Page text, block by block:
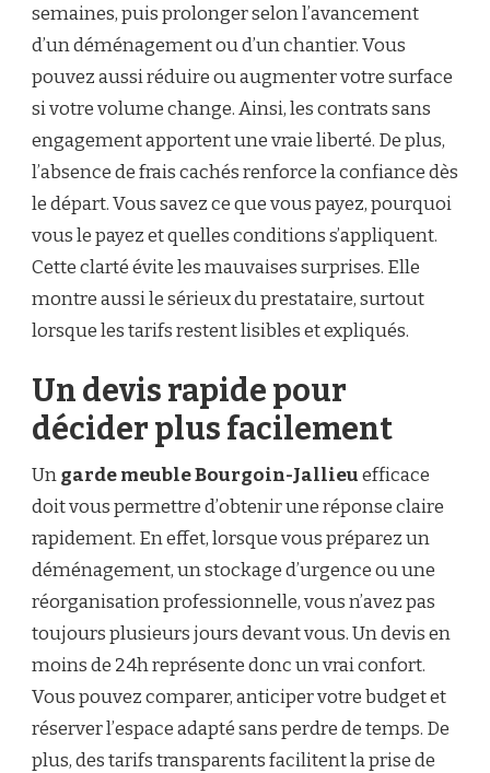
semaines, puis prolonger selon l’avancement
d’un déménagement ou d’un chantier. Vous
pouvez aussi réduire ou augmenter votre surface
si votre volume change. Ainsi, les contrats sans
engagement apportent une vraie liberté. De plus,
l’absence de frais cachés renforce la confiance dès
le départ. Vous savez ce que vous payez, pourquoi
vous le payez et quelles conditions s’appliquent.
Cette clarté évite les mauvaises surprises. Elle
montre aussi le sérieux du prestataire, surtout
lorsque les tarifs restent lisibles et expliqués.
Un devis rapide pour
décider plus facilement
Ungarde meuble Bourgoin-Jallieuefficace
doit vous permettre d’obtenir une réponse claire
rapidement. En effet, lorsque vous préparez un
déménagement, un stockage d’urgence ou une
réorganisation professionnelle, vous n’avez pas
toujours plusieurs jours devant vous. Un devis en
moins de 24h représente donc un vrai confort.
Vous pouvez comparer, anticiper votre budget et
réserver l’espace adapté sans perdre de temps. De
plus, des tarifs transparents facilitent la prise de